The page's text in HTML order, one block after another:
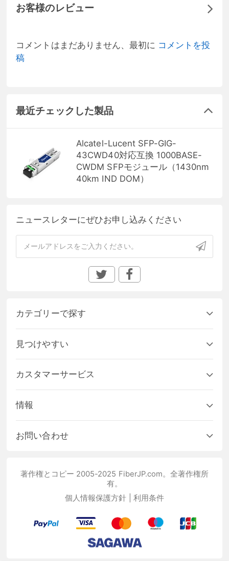
お客様のレビュー
コメントはまだありません、最初に コメントを投
稿
最近チェックした製品
Alcatel-Lucent SFP-GIG-
43CWD40対応互換 1000BASE-
CWDM SFPモジュール（1430nm
40km IND DOM）
ニュースレターにぜひお申し込みください
カテゴリーで探す
見つけやすい
カスタマーサービス
情報
お問い合わせ
著作権とコピー 2005-2025 FiberJP.com。全著作権所
有。
個人情報保護方針
利用条件